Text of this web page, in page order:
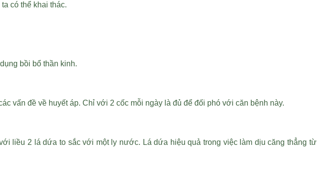
có thể khai thác.
bồi bổ thần kinh.
vấn đề về huyết áp. Chỉ với 2 cốc mỗi ngày là đủ để đối phó với căn bệnh này.
liều 2 lá dứa to sắc với một ly nước. Lá dứa hiệu quả trong việc làm dịu căng thẳng từ